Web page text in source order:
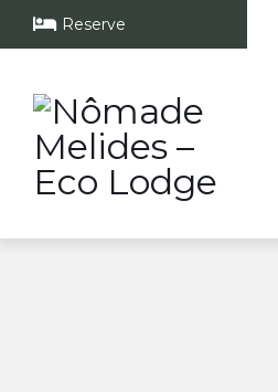
Reserve